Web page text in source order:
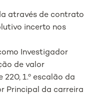
através de contrato
incerto nos
Investigador
de valor
1.º escalão da
Principal da carreira